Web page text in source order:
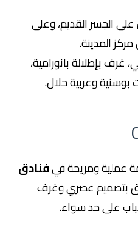
الجسر القديم، وعلى
بإطلالة بانورامية،
وعربية حلال.
عملية ومريحة فيفنادق
بتصميم عصري وغرف
على حد سواء.